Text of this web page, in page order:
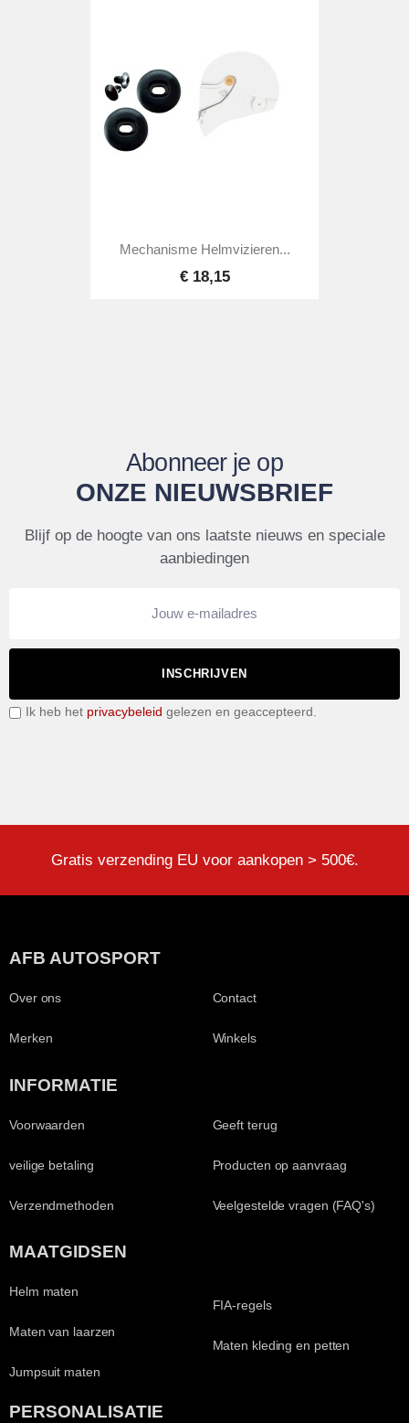
Mechanisme Helmvizieren...
€ 18,15
Abonneer je op
ONZE NIEUWSBRIEF
Blijf op de hoogte van ons laatste nieuws en speciale
aanbiedingen
INSCHRIJVEN
Ik heb het privacybeleid gelezen en geaccepteerd.
Gratis verzending EU voor aankopen > 500€.
AFB AUTOSPORT
Over ons
Merken
Contact
Winkels
INFORMATIE
Voorwaarden
veilige betaling
Verzendmethoden
Geeft terug
Producten op aanvraag
Veelgestelde vragen (FAQ's)
MAATGIDSEN
Helm maten
Maten van laarzen
Jumpsuit maten
FIA-regels
Maten kleding en petten
PERSONALISATIE